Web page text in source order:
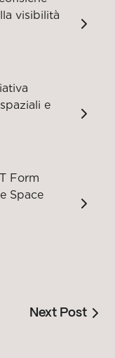
visibilità
e
Form
Space
Next Post